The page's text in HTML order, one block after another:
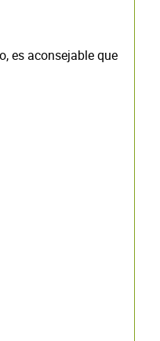
es aconsejable que